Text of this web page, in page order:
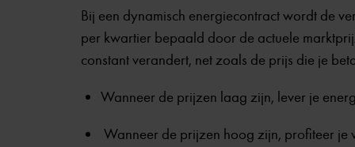
Bij een dynamisch energiecontract wordt de
per kwartier bepaald door de actuele
constant verandert, net zoals de prijs die je
Wanneer de prijzen laag zijn, lever je
Wanneer de prijzen hoog zijn, profiteer je